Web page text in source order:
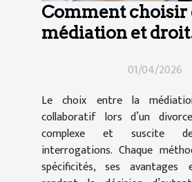
Comment choisir
médiation et droit
01/04/2026
Le choix entre la
collaboratif lors d’un
complexe et suscite de
interrogations. Chaque
spécificités, ses